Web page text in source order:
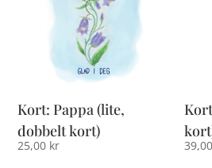
Kort: Pappa (lite,
dobbelt kort)
25,00 kr 39,00